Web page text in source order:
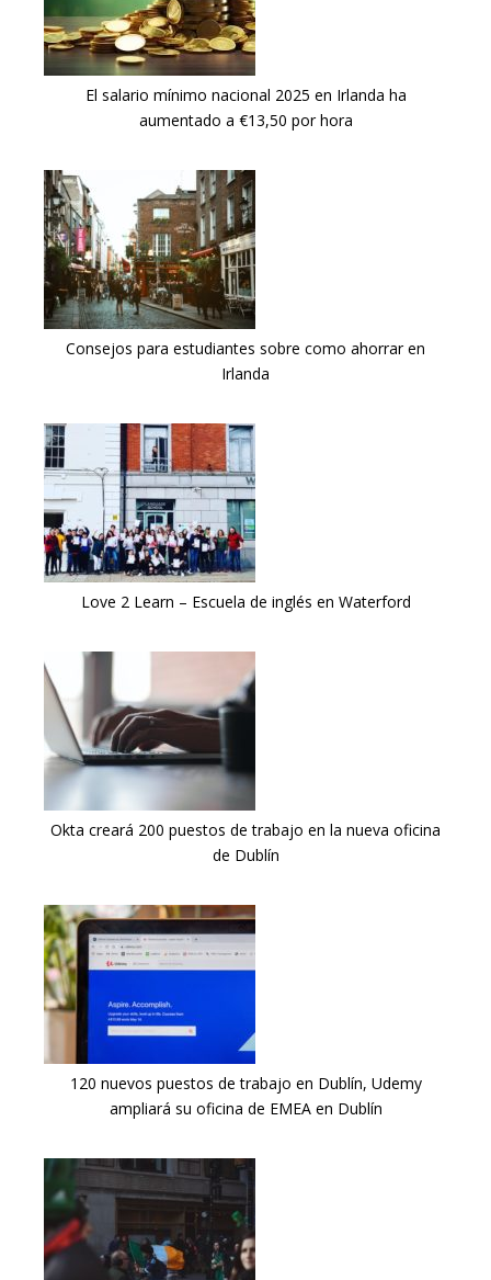
El salario mínimo nacional 2025 en Irlanda ha
aumentado a €13,50 por hora
Consejos para estudiantes sobre como ahorrar en
Irlanda
Love 2 Learn – Escuela de inglés en Waterford
Okta creará 200 puestos de trabajo en la nueva oficina
de Dublín
120 nuevos puestos de trabajo en Dublín, Udemy
ampliará su oficina de EMEA en Dublín